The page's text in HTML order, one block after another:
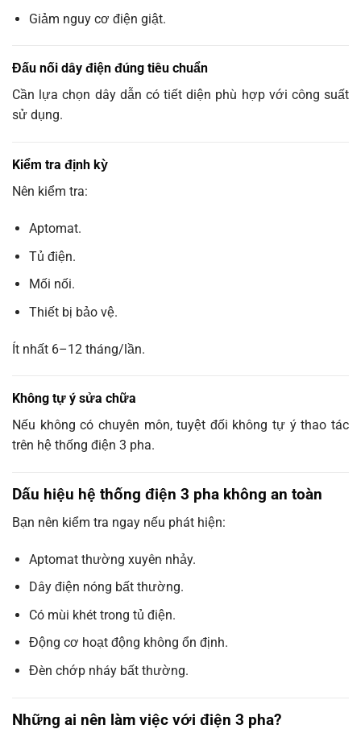
Giảm nguy cơ điện giật.
Đấu nối dây điện đúng tiêu chuẩn
Cần lựa chọn dây dẫn có tiết diện phù hợp với công suất
sử dụng.
Kiểm tra định kỳ
Nên kiểm tra:
Aptomat.
Tủ điện.
Mối nối.
Thiết bị bảo vệ.
Ít nhất 6–12 tháng/lần.
Không tự ý sửa chữa
Nếu không có chuyên môn, tuyệt đối không tự ý thao tác
trên hệ thống điện 3 pha.
Dấu hiệu hệ thống điện 3 pha không an toàn
Bạn nên kiểm tra ngay nếu phát hiện:
Aptomat thường xuyên nhảy.
Dây điện nóng bất thường.
Có mùi khét trong tủ điện.
Động cơ hoạt động không ổn định.
Đèn chớp nháy bất thường.
Những ai nên làm việc với điện 3 pha?